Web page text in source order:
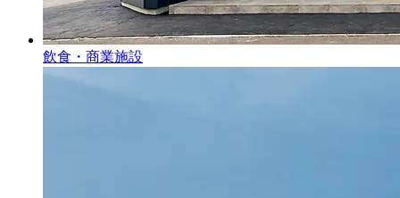
飲食・商業施設